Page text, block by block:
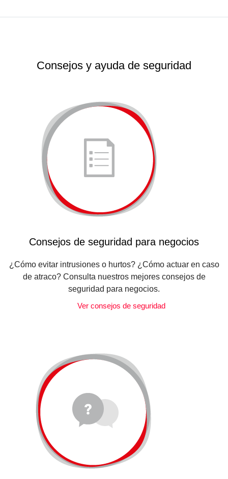
Consejos y ayuda de seguridad
Consejos de seguridad para negocios
¿Cómo evitar intrusiones o hurtos? ¿Cómo actuar en caso
de atraco? Consulta nuestros mejores consejos de
seguridad para negocios.
Ver consejos de seguridad